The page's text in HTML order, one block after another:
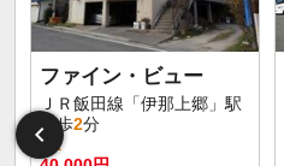
ファイン・ビュー
ＪＲ飯田線「伊那上郷」駅
徒歩2分
1K